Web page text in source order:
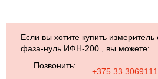
Если вы хотите купить
фаза-нуль ИФН-200 , вы можете:
Позвонить:
+375 33 3069111